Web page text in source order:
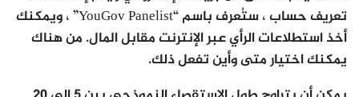
تعريف حساب ، ستُعرف باسم “YouGov Panelist” ، ويمكنك
أخذ استطلاعات الرأي عبر الإنترنت مقابل المال. من هناك
يمكنك اختيار متى وأين تفعل ذلك.